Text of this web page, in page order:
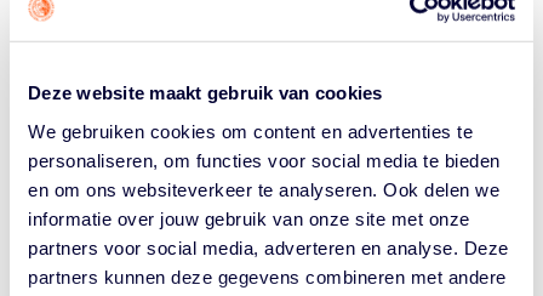
Deze website maakt gebruik van cookies
We gebruiken cookies om content en advertenties te
personaliseren, om functies voor social media te bieden
en om ons websiteverkeer te analyseren. Ook delen we
informatie over jouw gebruik van onze site met onze
partners voor social media, adverteren en analyse. Deze
partners kunnen deze gegevens combineren met andere
aanloopt. Ik kijk er enorm naar uit om me voor mijn
collega-sporters in te gaan zetten.”
Daartoe zal ze gekozen moeten worden uit 22
komende drie maanden voor Visser. “Ik ga proberen
goed zichtbaar te zijn op social media en daar mijn
verhaal te vertellen. Daar moet ik het vooral van
hebben, want tijdens de Spelen zelf mag ik niet echt
gaan lobbyen, omdat vanwege alle coronaregels er zo
min mogelijk live contact met andere sporters mag zijn.”